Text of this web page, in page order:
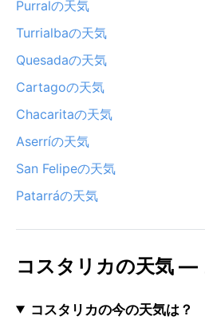
Purralの天気
Turrialbaの天気
Quesadaの天気
Cartagoの天気
Chacaritaの天気
Aserríの天気
San Felipeの天気
Patarráの天気
コスタリカの天気 —
コスタリカの今の天気は？